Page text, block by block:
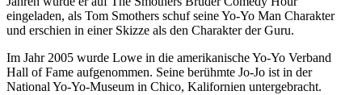
eingeladen, als Tom Smothers schuf seine Yo-Yo Man Charakter
und erschien in einer Skizze als den Charakter der Guru.
Im Jahr 2005 wurde Lowe in die amerikanische Yo-Yo Verband
Hall of Fame aufgenommen. Seine berühmte Jo-Jo ist in der
National Yo-Yo-Museum in Chico, Kalifornien untergebracht.